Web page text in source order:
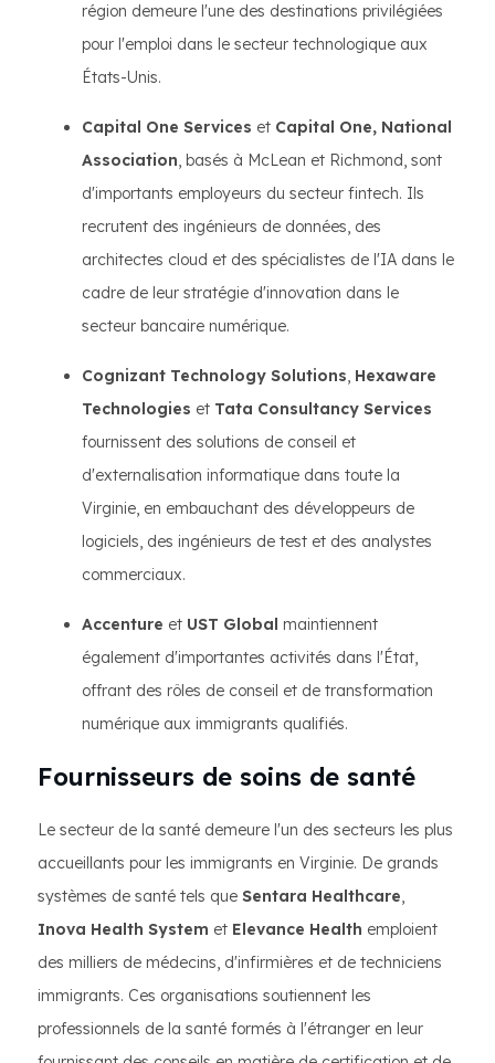
région demeure l'une des destinations privilégiées
pour l'emploi dans le secteur technologique aux
États-Unis.
Capital One Services et Capital One, National
Association, basés à McLean et Richmond, sont
d'importants employeurs du secteur fintech. Ils
recrutent des ingénieurs de données, des
architectes cloud et des spécialistes de l'IA dans le
cadre de leur stratégie d'innovation dans le
secteur bancaire numérique.
Cognizant Technology Solutions, Hexaware
Technologies et Tata Consultancy Services
fournissent des solutions de conseil et
d'externalisation informatique dans toute la
Virginie, en embauchant des développeurs de
logiciels, des ingénieurs de test et des analystes
commerciaux.
Accenture et UST Global maintiennent
également d'importantes activités dans l'État,
offrant des rôles de conseil et de transformation
numérique aux immigrants qualifiés.
Fournisseurs de soins de santé
Le secteur de la santé demeure l'un des secteurs les plus
accueillants pour les immigrants en Virginie. De grands
systèmes de santé tels que Sentara Healthcare,
Inova Health System et Elevance Health emploient
des milliers de médecins, d'infirmières et de techniciens
immigrants. Ces organisations soutiennent les
professionnels de la santé formés à l'étranger en leur